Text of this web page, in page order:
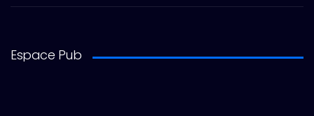
Espace Pub